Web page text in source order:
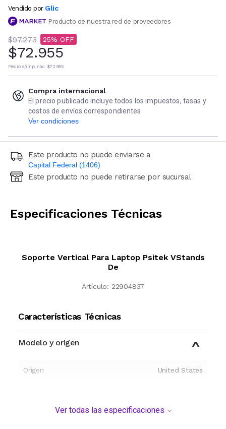
Vendido por Glic
Producto de nuestra red de proveedores
$97.273 25
$72.955
Precio s/imp. nac. $72.955
Compra internacional
El precio publicado incluye todos los impuestos, tasas y
costos de envíos correspondientes
Ver condiciones
Este producto no puede enviarse a
Capital Federal (1406)
Ingresá código postal (sólo números)
Este producto no puede retirarse por sucursal
Especificaciones Técnicas
Soporte Vertical Para Laptop Psitek VStands
De
Artículo: 22904837
Características Técnicas
Modelo y origen
Origen United States
Ver todas las especificaciones